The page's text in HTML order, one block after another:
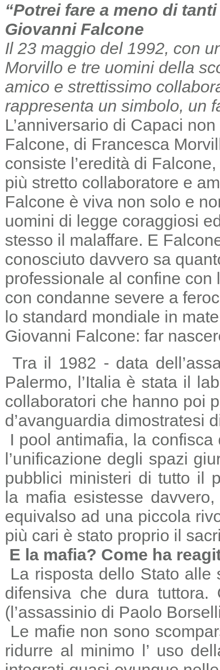
“Potrei fare a meno di
Giovanni Falcone
Il 23 maggio del 1992, con
Morvillo e tre uomini della
amico e strettissimo
rappresenta un simbolo, un
L’anniversario di Capaci
Falcone, di Francesca
consiste l’eredità di
più stretto collaboratore e
Falcone è viva non solo e
uomini di legge coraggiosi
stesso il malaffare. E
conosciuto davvero sa
professionale al confine
con condanne severe a
lo standard mondiale in
Giovanni Falcone: far
Tra il 1982 - data
Palermo, l’Italia è stata il
collaboratori che hanno poi
d’avanguardia dimostratesi
I pool antimafia, la
l’unificazione degli spazi
pubblici ministeri di tutto il
la mafia esistesse
equivalso ad una piccola
più cari è stato proprio il
E la mafia? Come ha
La risposta dello Stato alle
difensiva che dura
(l’assassinio di Paolo
Le mafie non sono
ridurre al minimo l’ uso